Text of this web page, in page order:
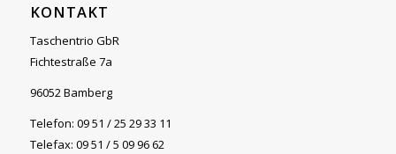
KONTAKT
Taschentrio GbR
Fichtestraße 7a
96052 Bamberg
Telefon: 09 51 / 25 29 33 11
Telefax: 09 51 / 5 09 96 62